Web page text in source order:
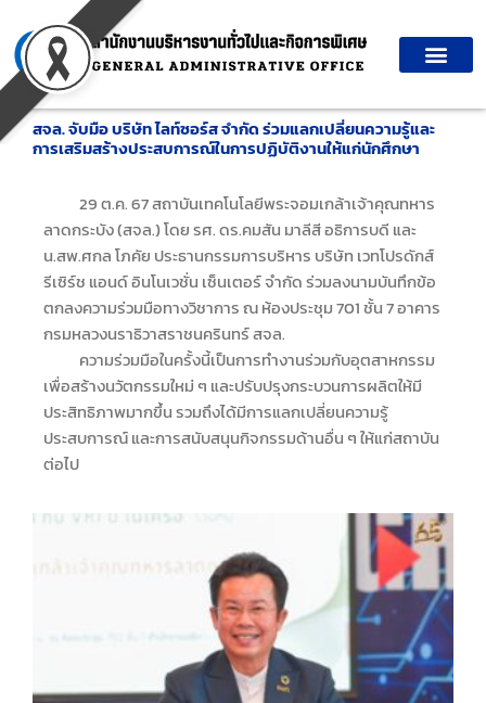
content
สจล. จับมือ บริษัท ไลท์ซอร์ส จำกัด ร่วมแลกเปลี่ยนความรู้และ
การเสริมสร้างประสบการณ์ในการปฏิบัติงานให้แก่นักศึกษา
29 ต.ค. 67 สถาบันเทคโนโลยีพระจอมเกล้าเจ้าคุณทหาร
ลาดกระบัง (สจล.) โดย รศ. ดร.คมสัน มาลีสี อธิการบดี และ
น.สพ.ศกล โภคัย ประธานกรรมการบริหาร บริษัท เวทโปรดักส์
รีเซิร์ช แอนด์ อินโนเวชั่น เซ็นเตอร์ จำกัด ร่วมลงนามบันทึกข้อ
ตกลงความร่วมมือทางวิชาการ ณ ห้องประชุม 701 ชั้น 7 อาคาร
กรมหลวงนราธิวาสราชนครินทร์ สจล.
ความร่วมมือในครั้งนี้เป็นการทำงานร่วมกับอุตสาหกรรม
เพื่อสร้างนวัตกรรมใหม่ ๆ และปรับปรุงกระบวนการผลิตให้มี
ประสิทธิภาพมากขึ้น รวมถึงได้มีการแลกเปลี่ยนความรู้
ประสบการณ์ และการสนับสนุนกิจกรรมด้านอื่น ๆ ให้แก่สถาบัน
ต่อไป